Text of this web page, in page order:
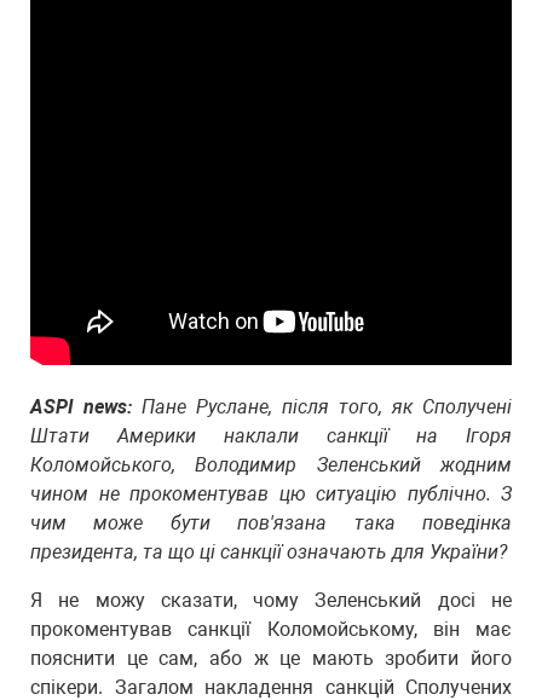
ASPI news: Пане Руслане, після того, як Сполучені
Штати Америки наклали санкції на Ігоря
Коломойського, Володимир Зеленський жодним
чином не прокоментував цю ситуацію публічно. З
чим може бути пов'язана така поведінка
президента, та що ці санкції означають для України?
Я не можу сказати, чому Зеленський досі не
прокоментував санкції Коломойському, він має
пояснити це сам, або ж це мають зробити його
спікери. Загалом накладення санкцій Сполучених